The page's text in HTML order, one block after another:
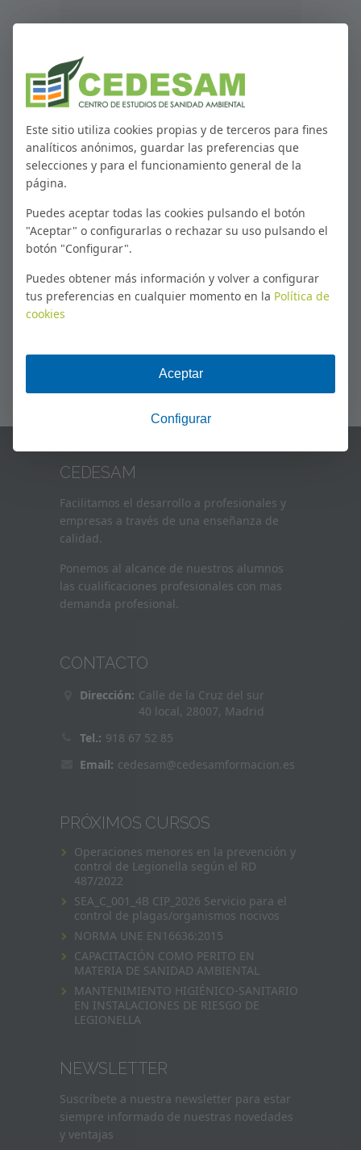
PROGRAMAS DE ESPECIALIZACIÓN
Especialización en Control
de Vectores Voladores
CEDESAM
Facilitamos el desarrollo a profesionales y
empresas a través de una enseñanza de
calidad.
Ponemos al alcance de nuestros alumnos
las cualificaciones profesionales con mas
demanda profesional.
CONTACTO
Dirección: Calle de la Cruz del sur
40 local, 28007, Madrid
Tel.: 918 67 52 85
Email: cedesam@cedesamformacion.es
PRÓXIMOS CURSOS
Operaciones menores en la prevención y
control de Legionella según el RD
487/2022
SEA_C_001_4B CIP_2026 Servicio para el
control de plagas/organismos nocivos
NORMA UNE EN16636:2015
CAPACITACIÓN COMO PERITO EN
MATERIA DE SANIDAD AMBIENTAL
MANTENIMIENTO HIGIÉNICO-SANITARIO
EN INSTALACIONES DE RIESGO DE
LEGIONELLA
NEWSLETTER
Suscríbete a nuestra newsletter para estar
siempre informado de nuestras novedades
y ventajas
Este sitio utiliza cookies propias y de terceros para fines
analíticos anónimos, guardar las preferencias que
selecciones y para el funcionamiento general de la
página.
Puedes aceptar todas las cookies pulsando el botón
"Aceptar" o configurarlas o rechazar su uso pulsando el
botón "Configurar".
Puedes obtener más información y volver a configurar
tus preferencias en cualquier momento en la Política de
cookies